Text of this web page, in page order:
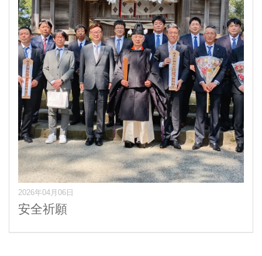
2026年04月06日
安全祈願